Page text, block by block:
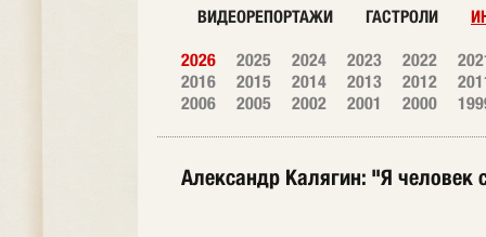
ВИДЕОРЕПОРТАЖИ ГАСТРОЛИ
2026 2025 2024 2023 2022
2016
2015 2014 2013 2012
2006
2005 2002 2001 2000
Александр Калягин: "Я человек